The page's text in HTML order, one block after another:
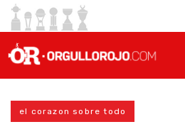
el corazon sobre todo